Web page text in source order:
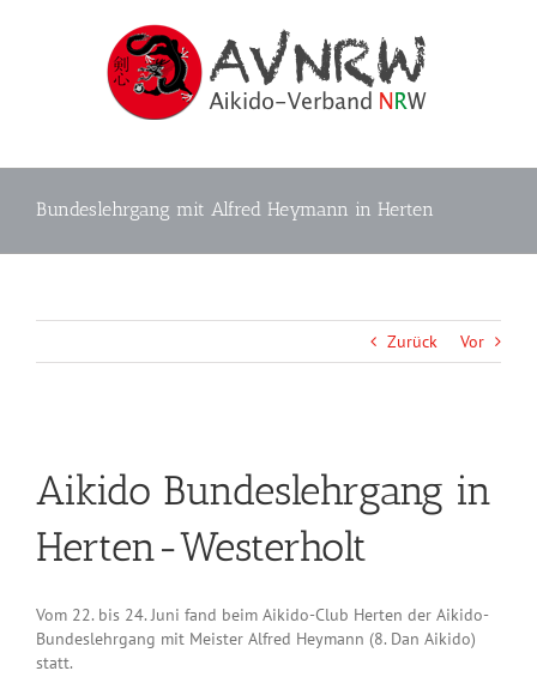
Bundeslehrgang mit Alfred Heymann in Herten
Zurück Vor
Aikido Bundeslehrgang in
Herten-Westerholt
Vom 22. bis 24. Juni fand beim Aikido-Club Herten der Aikido-
Bundeslehrgang mit Meister Alfred Heymann (8. Dan Aikido)
statt.